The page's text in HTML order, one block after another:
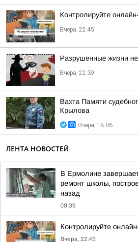
Контролируйте
Вчера, 22:45
Разрушенные жизни
Вчера, 22:39
Вахта Памяти
Крылова
Вчера, 18:06
ЛЕНТА НОВОСТЕЙ
В Ермолине
ремонт школы,
назад
00:39
Контролируйте
Вчера, 22:45